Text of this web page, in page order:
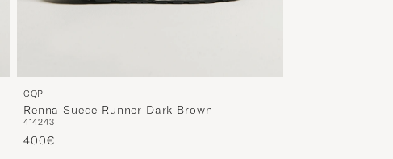
CQP
Renna Suede Runner Dark Brown
414243
400€